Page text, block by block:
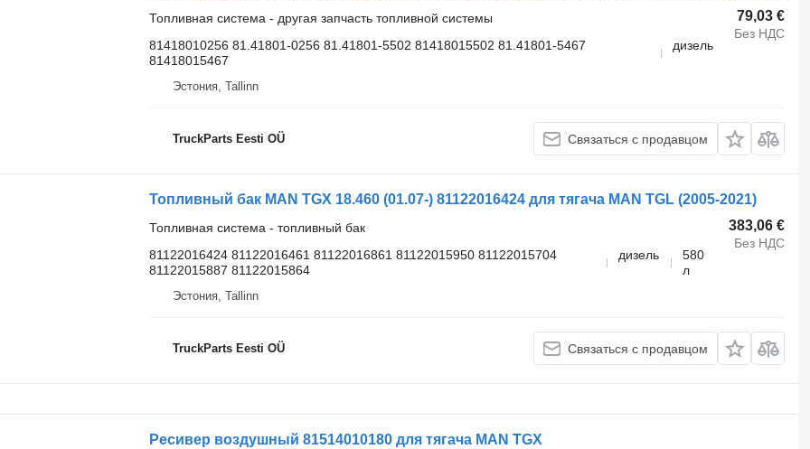
79,03 €
Без НДС
Топливная система - другая запчасть топливной системы
81418010256 81.41801-0256 81.41801-5502 81418015502 81.41801-5467
81418015467
дизель
Эстония, Tallinn
TruckParts Eesti OÜ Связаться с продавцом
Топливный бак MAN TGX 18.460 (01.07-) 81122016424 для тягача MAN TGL (2005-2021)
383,06 €
Без НДС
Топливная система - топливный бак
81122016424 81122016461 81122016861 81122015950 81122015704
81122015887 81122015864
дизель
580
л
Эстония, Tallinn
TruckParts Eesti OÜ Связаться с продавцом
Ресивер воздушный 81514010180 для тягача MAN TGX